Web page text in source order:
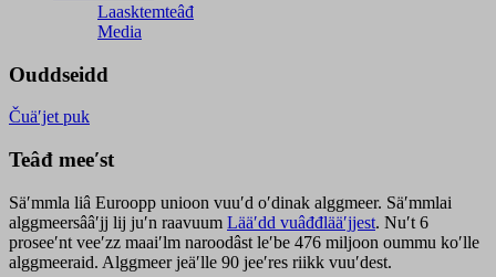
Laasktemteâđ
Media
Ouddseidd
Čuäʹjet puk
Teâđ meeʹst
Säʹmmla liâ Euroopp unioon vuuʹd oʹdinak alggmeer. Säʹmmlai
alggmeersââʹjj lij juʹn raavuum Lääʹdd vuâđđlääʹjjest. Nuʹt 6
proseeʹnt veeʹzz maaiʹlm naroodâst leʹbe 476 miljoon oummu koʹlle
alggmeeraid. Alggmeer jeäʹlle 90 jeeʹres riikk vuuʹdest.